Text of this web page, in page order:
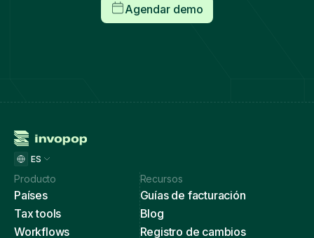
Agendar demo
ES
Producto
Países
Tax tools
Workflows
Recursos
Guías de facturación
Blog
Registro de cambios